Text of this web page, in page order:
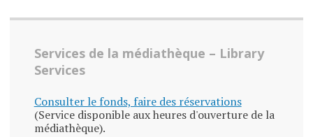
Services de la médiathèque – Library
Services
Consulter le fonds, faire des réservations
(Service disponible aux heures d'ouverture de la
médiathèque).